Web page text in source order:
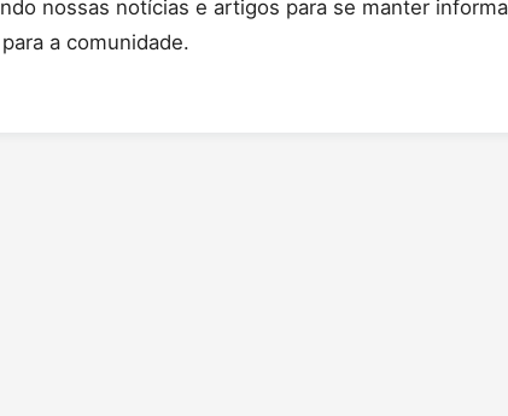
nossas notícias e artigos para se manter
a comunidade.